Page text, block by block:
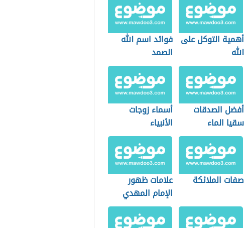
أهمية التوكل على
الله
فوائد اسم الله
الصمد
أفضل الصدقات
سقيا الماء
أسماء زوجات
الأنبياء
صفات الملائكة
علامات ظهور
الإمام المهدي